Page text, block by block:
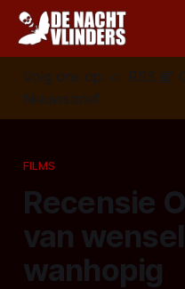
Volg ons op: 📣 RSS 📰
Nieuwsbrief
FILMS
Recensie
van
wanhopig